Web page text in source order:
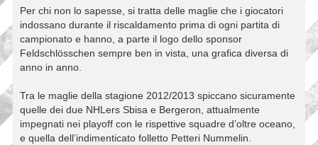
Per chi non lo sapesse, si tratta delle maglie che i giocatori
indossano durante il riscaldamento prima di ogni partita di
campionato e hanno, a parte il logo dello sponsor
Feldschlösschen sempre ben in vista, una grafica diversa di
anno in anno.
Tra le maglie della stagione 2012/2013 spiccano sicuramente
quelle dei due NHLers Sbisa e Bergeron, attualmente
impegnati nei playoff con le rispettive squadre d’oltre oceano,
e quella dell’indimenticato folletto Petteri Nummelin.